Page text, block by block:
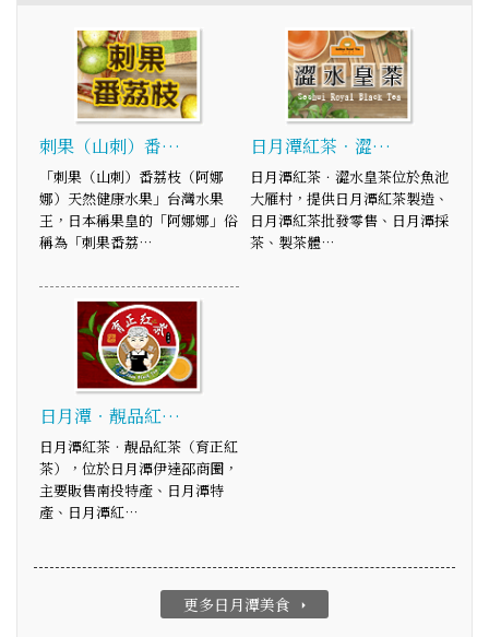
刺果（山刺）番…
「刺果（山刺）番荔枝（阿娜
娜）天然健康水果」台灣水果
王，日本稱果皇的「阿娜娜」俗
稱為「刺果番荔…
日月潭紅茶．澀…
日月潭紅茶．澀水皇茶位於魚池
大雁村，提供日月潭紅茶製造、
日月潭紅茶批發零售、日月潭採
茶、製茶體…
日月潭‧靚品紅…
日月潭紅茶‧靚品紅茶（育正紅
茶），位於日月潭伊達邵商圈，
主要販售南投特產、日月潭特
產、日月潭紅…
更多日月潭美食 arrow_right